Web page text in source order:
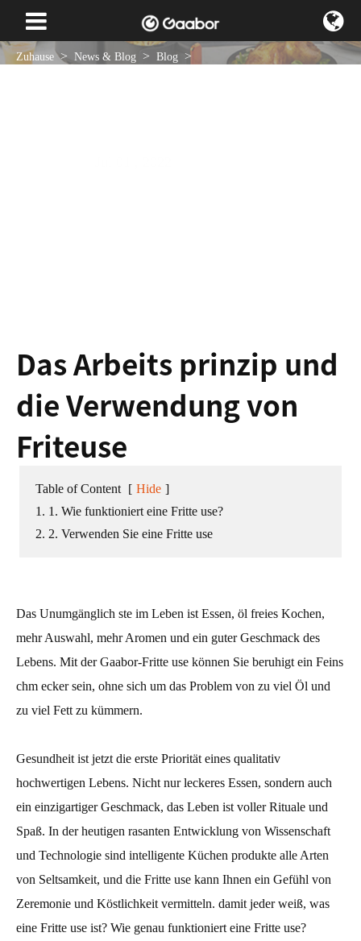
Zuhause News & Blog Blog
Das Arbeits prinzip und
die Verwendung von
Friteuse
Table of Content [ Hide ]
1. 1. Wie funktioniert eine Fritte use?
2. 2. Verwenden Sie eine Fritte use
Das Unumgänglich ste im Leben ist Essen, öl freies Kochen,
mehr Auswahl, mehr Aromen und ein guter Geschmack des
Lebens. Mit der Gaabor-Fritte use können Sie beruhigt ein Feins
chm ecker sein, ohne sich um das Problem von zu viel Öl und
zu viel Fett zu kümmern.
Gesundheit ist jetzt die erste Priorität eines qualitativ
hochwertigen Lebens. Nicht nur leckeres Essen, sondern auch
ein einzigartiger Geschmack, das Leben ist voller Rituale und
Spaß. In der heutigen rasanten Entwicklung von Wissenschaft
und Technologie sind intelligente Küchen produkte alle Arten
von Seltsamkeit, und die Fritte use kann Ihnen ein Gefühl von
Zeremonie und Köstlichkeit vermitteln. damit jeder weiß, was
eine Fritte use ist? Wie genau funktioniert eine Fritte use?